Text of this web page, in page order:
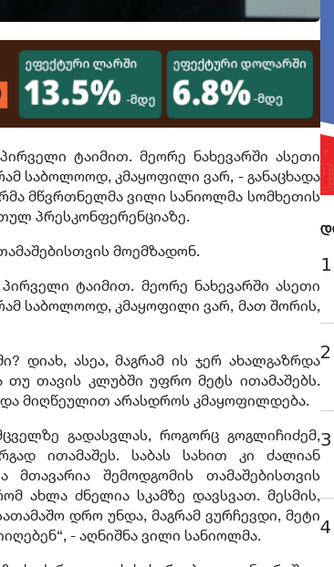
ტაიმით. მეორე ნახევარში ასეთი
საბოლოოდ, კმაყოფილი ვარ, - განაცხადა
მწვრთნელმა ვილი სანიოლმა სომხეთის
პრესკონფერენციაზე.
მოემზადონ.
ტაიმით. მეორე ნახევარში ასეთი
საბოლოოდ, კმაყოფილი ვარ, მათ შორის,
დიახ, ასეა, მაგრამ ის ჯერ ახალგაზრდა
თუ თავის კლუბში უფრო მეტს ითამაშებს.
და მიღწეულით არასდროს კმაყოფილდება.
გადასვლას, როგორც გოგლიჩიძემ,
ითამაშეს. საბას სახით კი ძალიან
მთავარია შემოდგომის თამაშებისთვის
ახლა ძნელია სკამზე დავსვათ. მესმის,
დრო უნდა, მაგრამ ვურჩევდი, მეტი
- აღნიშნა ვილი სანიოლმა.
1
2
3
4